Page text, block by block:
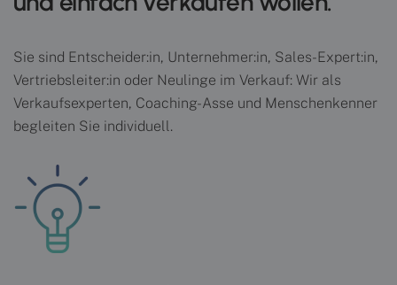
Sie sind Entscheider:in, Unternehmer:in, Sales-Expert:in,
Vertriebsleiter:in oder Neulinge im Verkauf: Wir als
Verkaufsexperten, Coaching-Asse und Menschenkenner
begleiten Sie individuell.